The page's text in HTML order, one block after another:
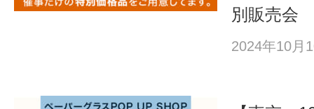
別販売会
2024年10月